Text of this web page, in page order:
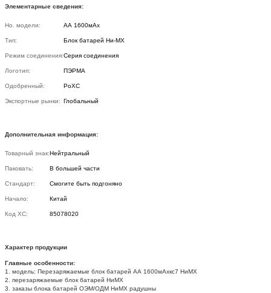
Элементарные сведения:
Но. модели: АА 1600мАх
Тип: Блок батарей Ни-МХ
Режим соединения:Серия соединения
Логотип: ПЭРМА
Одобренный: РоХС
Экспортные рынки: Глобальный
Дополнительная информация:
Товарный знак:Нейтральный
Паковать: В большей части
Стандарт: Смогите быть подгоняно
Начало: Китай
Код ХС: 85078020
Характер продукции
Главные особенности:
1. модель: Перезаряжаемые блок батарей АА 1600мАхкс7 НиМХ
2. перезаряжаемые блок батарей НиМХ
3. заказы блока батарей ОЭМ/ОДМ НиМХ радушны